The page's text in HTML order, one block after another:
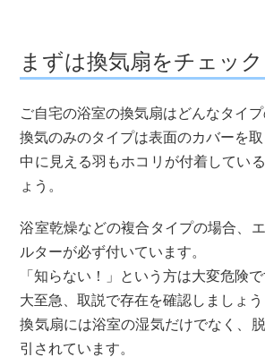
まずは換気扇をチェック
ご自宅の浴室の換気扇はどんなタイ
換気のみのタイプは表面のカバーを取
中に見える羽もホコリが付着してい
ょう。
浴室乾燥などの複合タイプの場合、
ルターが必ず付いています。
「知らない！」という方は大変危険で
大至急、取説で存在を確認しましょう
換気扇には浴室の湿気だけでなく、
引されています。